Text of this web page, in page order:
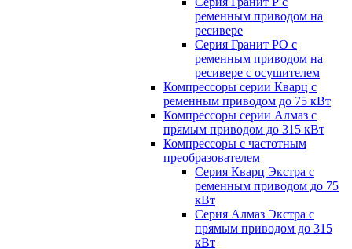
ременным приводом на
ресивере
Серия Гранит РО с
ременным приводом на
ресивере с осушителем
Компрессоры серии Кварц с
ременным приводом до 75 кВт
Компрессоры серии Алмаз с
прямым приводом до 315 кВт
Компрессоры с частотным
преобразователем
Серия Кварц Экстра с
ременным приводом до 75
кВт
Серия Алмаз Экстра с
прямым приводом до 315
кВт